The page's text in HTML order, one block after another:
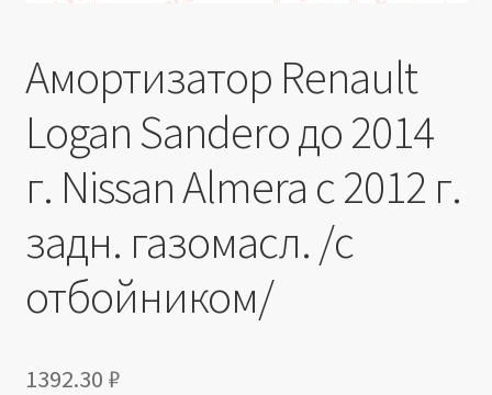
Амортизатор Renault
Logan Sandero до 2014
г. Nissan Almera с 2012 г.
задн. газомасл. /с
отбойником/
1392.30 ₽